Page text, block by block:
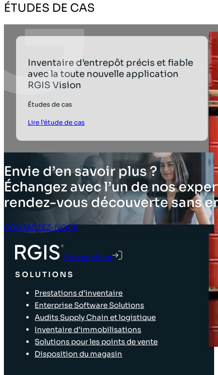
ÉTUDES DE CAS
Inventaire d’entrepôt précis et fiable
avec la toute nouvelle application
RGIS Vision
Études de cas
Lire l'étude de cas
Envie d’en savoir plus ?
Échangez avec l’un de nos
rendez-vous découverte sans
CONTACTEZ-NOUS
Espace client
SOLUTIONS
Prestations d’inventaire
Enterprise Software Solutions
Audits Supply Chain et logistique
Inventaire d’immobilisations
Solutions pour les points de vente
Disposition du magasin